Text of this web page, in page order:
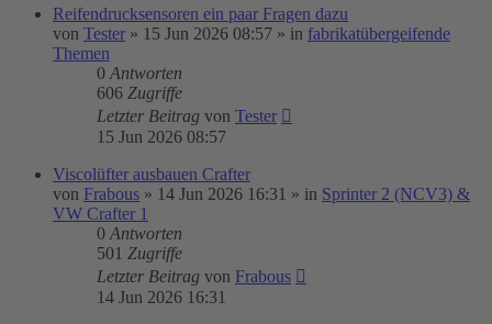
Reifendrucksensoren ein paar Fragen dazu
von Tester » 15 Jun 2026 08:57 » in fabrikatübergeifende
Themen
0 Antworten
606 Zugriffe
Letzter Beitrag von Tester
15 Jun 2026 08:57
Viscolüfter ausbauen Crafter
von Frabous » 14 Jun 2026 16:31 » in Sprinter 2 (NCV3) &
VW Crafter 1
0 Antworten
501 Zugriffe
Letzter Beitrag von Frabous
14 Jun 2026 16:31